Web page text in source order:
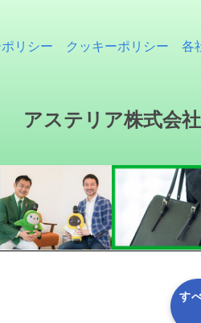
リシー クッキーポリシー 各
アステリア株式会社
す